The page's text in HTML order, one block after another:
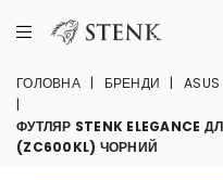
ГОЛОВНА | БРЕНДИ | ASUS
|
ФУТЛЯР STENK ELEGANCE
(ZC600KL) ЧОРНИЙ